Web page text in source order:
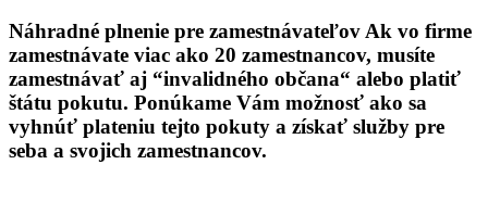
Náhradné plnenie pre zamestnávateľov Ak vo firme
zamestnávate viac ako 20 zamestnancov, musíte
zamestnávať aj “invalidného občana“ alebo platiť
štátu pokutu. Ponúkame Vám možnosť ako sa
vyhnúť plateniu tejto pokuty a získať služby pre
seba a svojich zamestnancov.